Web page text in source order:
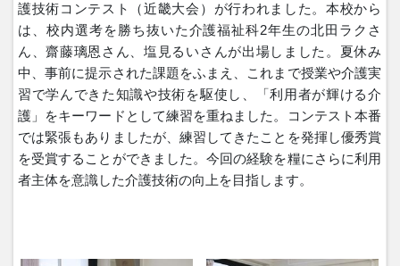
護技術コンテスト（近畿大会）が行われました。本校から
は、校内選考を勝ち抜いた介護福祉科2年生の北田ラクさ
ん、齋藤璃恩さん、塩見るいさんが出場しました。夏休み
中、事前に提示された課題をふまえ、これまで授業や介護実
習で学んできた知識や技術を駆使し、「利用者が輝ける介
護」をキーワードとして練習を重ねました。コンテスト本番
では緊張もありましたが、練習してきたことを発揮し優秀賞
を受賞することができました。今回の経験を糧にさらに利用
者主体を意識した介護技術の向上を目指します。